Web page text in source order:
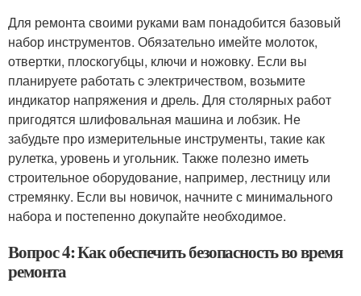
Для ремонта своими руками вам понадобится базовый
набор инструментов. Обязательно имейте молоток,
отвертки, плоскогубцы, ключи и ножовку. Если вы
планируете работать с электричеством, возьмите
индикатор напряжения и дрель. Для столярных работ
пригодятся шлифовальная машина и лобзик. Не
забудьте про измерительные инструменты, такие как
рулетка, уровень и угольник. Также полезно иметь
строительное оборудование, например, лестницу или
стремянку. Если вы новичок, начните с минимального
набора и постепенно докупайте необходимое.
Вопрос 4: Как обеспечить безопасность во время
ремонта